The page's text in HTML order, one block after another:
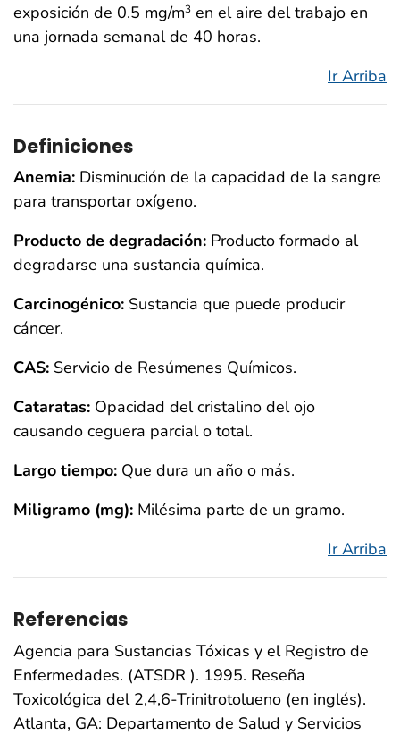
exposición de 0.5 mg/m3 en el aire del trabajo en
una jornada semanal de 40 horas.
Ir Arriba
Definiciones
Anemia: Disminución de la capacidad de la sangre
para transportar oxígeno.
Producto de degradación: Producto formado al
degradarse una sustancia química.
Carcinogénico: Sustancia que puede producir
cáncer.
CAS: Servicio de Resúmenes Químicos.
Cataratas: Opacidad del cristalino del ojo
causando ceguera parcial o total.
Largo tiempo: Que dura un año o más.
Miligramo (mg): Milésima parte de un gramo.
Ir Arriba
Referencias
Agencia para Sustancias Tóxicas y el Registro de
Enfermedades. (ATSDR ). 1995. Reseña
Toxicológica del 2,4,6-Trinitrotolueno (en inglés).
Atlanta, GA: Departamento de Salud y Servicios